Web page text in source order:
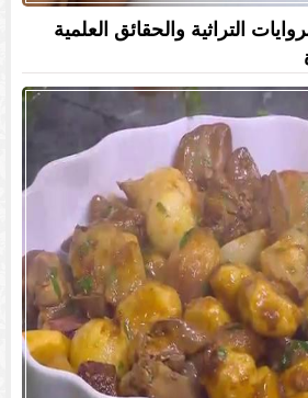
التراثية والحقائق العلمية